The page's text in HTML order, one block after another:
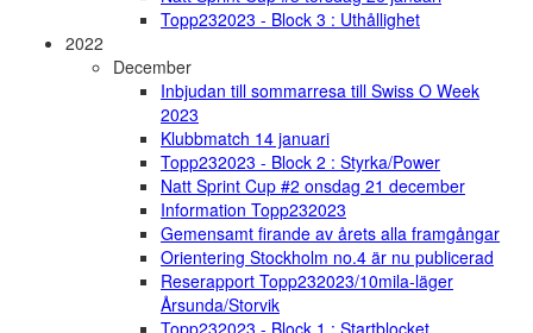
Topp232023 - Block 3 : Uthållighet
2022
December
Inbjudan till sommarresa till Swiss O Week
2023
Klubbmatch 14 januari
Topp232023 - Block 2 : Styrka/Power
Natt Sprint Cup #2 onsdag 21 december
Information Topp232023
Gemensamt firande av årets alla framgångar
Orientering Stockholm no.4 är nu publicerad
Reserapport Topp232023/10mila-läger
Årsunda/Storvik
Topp232023 - Block 1 : Startblocket